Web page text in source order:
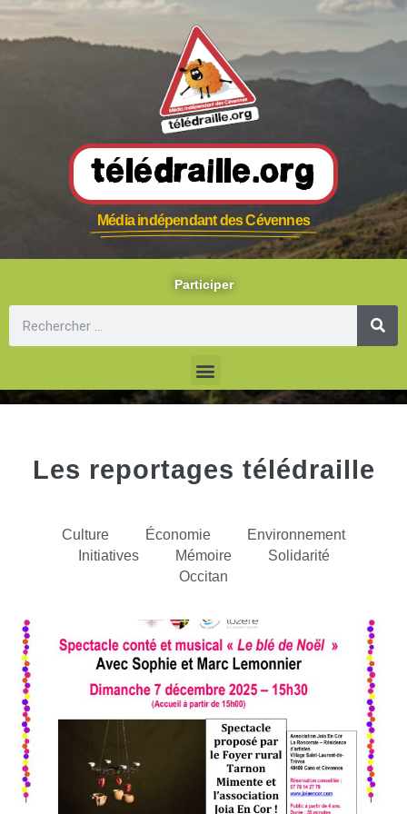
Télédraille.org
Média indépendant des Cévennes
Participer
Les reportages télédraille
Culture Économie
Environnement
Initiatives
Mémoire
Solidarité
Occitan